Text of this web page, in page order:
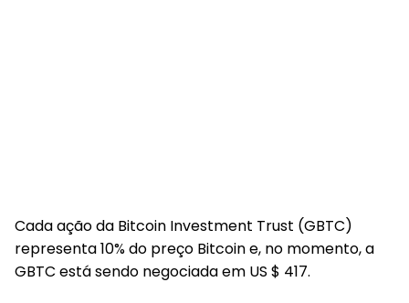
Cada ação da Bitcoin Investment Trust (GBTC)
representa 10% do preço Bitcoin e, no momento, a
GBTC está sendo negociada em US $ 417.